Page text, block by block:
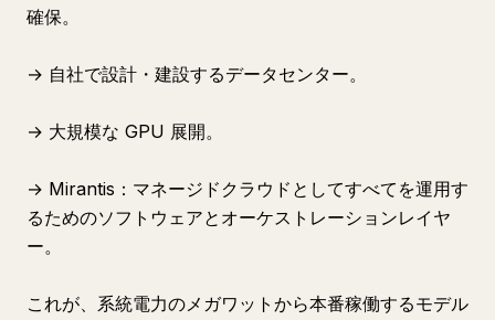
確保。
→ 自社で設計・建設するデータセンター。
→ 大規模な GPU 展開。
→ Mirantis：マネージドクラウドとしてすべてを運用す
るためのソフトウェアとオーケストレーションレイヤ
ー。
これが、系統電力のメガワットから本番稼働するモデル